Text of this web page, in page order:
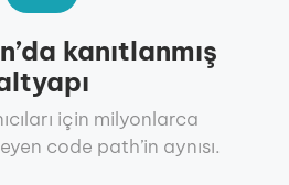
kanıtlanmış
için milyonlarca
code path’in aynısı.